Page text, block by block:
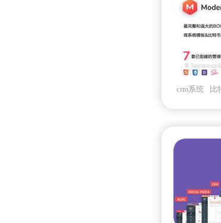
crm系统 比